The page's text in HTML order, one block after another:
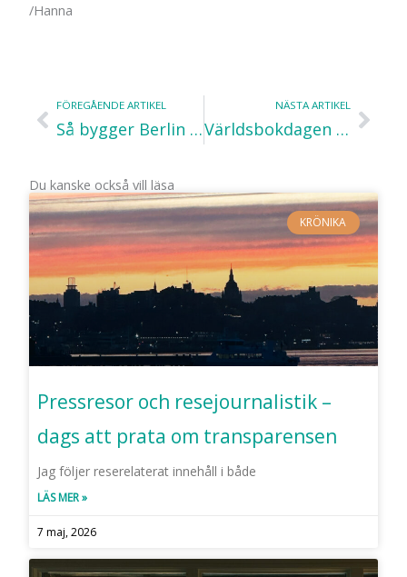
/Hanna
Föregående
FÖREGÅENDE ARTIKEL
Så bygger Berlin framtiden – med grönska, återbruk och gemenskap
NÄSTA ARTIKEL
Världsbokdagen – tips på böcker som skildrar resor på ett eller annat sätt
Du kanske också vill läsa
KRÖNIKA
Pressresor och resejournalistik –
dags att prata om transparensen
Jag följer reserelaterat innehåll i både
LÄS MER »
7 maj, 2026